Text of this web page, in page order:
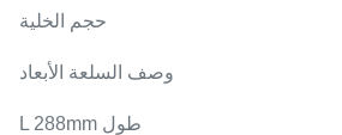
حجم الخلية
وصف السلعة الأبعاد
طول L 288mm